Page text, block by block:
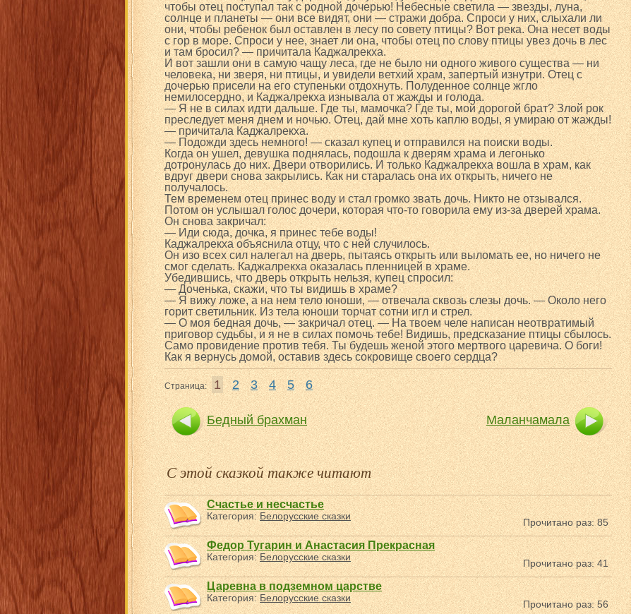
чтобы отец поступал так с родной дочерью! Небесные светила — звезды, луна,
солнце и планеты — они все видят, они — стражи добра. Спроси у них, слыхали ли
они, чтобы ребенок был оставлен в лесу по совету птицы? Вот река. Она несет воды
с гор в море. Спроси у нее, знает ли она, чтобы отец по слову птицы увез дочь в лес
и там бросил? — причитала Каджалрекха.
И вот зашли они в самую чащу леса, где не было ни одного живого существа — ни
человека, ни зверя, ни птицы, и увидели ветхий храм, запертый изнутри. Отец с
дочерью присели на его ступеньки отдохнуть. Полуденное солнце жгло
немилосердно, и Каджалрекха изнывала от жажды и голода.
— Я не в силах идти дальше. Где ты, мамочка? Где ты, мой дорогой брат? Злой рок
преследует меня днем и ночью. Отец, дай мне хоть каплю воды, я умираю от жажды!
— причитала Каджалрекха.
— Подожди здесь немного! — сказал купец и отправился на поиски воды.
Когда он ушел, девушка поднялась, подошла к дверям храма и легонько
дотронулась до них. Двери отворились. И только Каджалрекха вошла в храм, как
вдруг двери снова закрылись. Как ни старалась она их открыть, ничего не
получалось.
Тем временем отец принес воду и стал громко звать дочь. Никто не отзывался.
Потом он услышал голос дочери, которая что-то говорила ему из-за дверей храма.
Он снова закричал:
— Иди сюда, дочка, я принес тебе воды!
Каджалрекха объяснила отцу, что с ней случилось.
Он изо всех сил налегал на дверь, пытаясь открыть или выломать ее, но ничего не
смог сделать. Каджалрекха оказалась пленницей в храме.
Убедившись, что дверь открыть нельзя, купец спросил:
— Доченька, скажи, что ты видишь в храме?
— Я вижу ложе, а на нем тело юноши, — отвечала сквозь слезы дочь. — Около него
горит светильник. Из тела юноши торчат сотни игл и стрел.
— О моя бедная дочь, — закричал отец. — На твоем челе написан неотвратимый
приговор судьбы, и я не в силах помочь тебе! Видишь, предсказание птицы сбылось.
Само провидение против тебя. Ты будешь женой этого мертвого царевича. О боги!
Как я вернусь домой, оставив здесь сокровище своего сердца?
Страница: 1 2 3 4 5 6
Бедный брахман Маланчамала
С этой сказкой также читают
Счастье и несчастье
Категория:Белорусские сказки
Прочитано раз: 85
Федор Тугарин и Анастасия Прекрасная
Категория:Белорусские сказки
Прочитано раз: 41
Царевна в подземном царстве
Категория:Белорусские сказки
Прочитано раз: 56